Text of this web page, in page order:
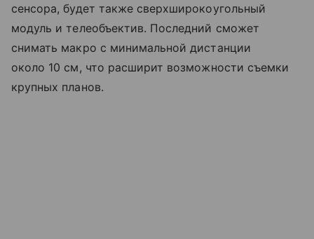
сенсора, будет также сверхширокоугольный
модуль и телеобъектив. Последний сможет
снимать макро с минимальной дистанции
около 10 см, что расширит возможности съемки
крупных планов.